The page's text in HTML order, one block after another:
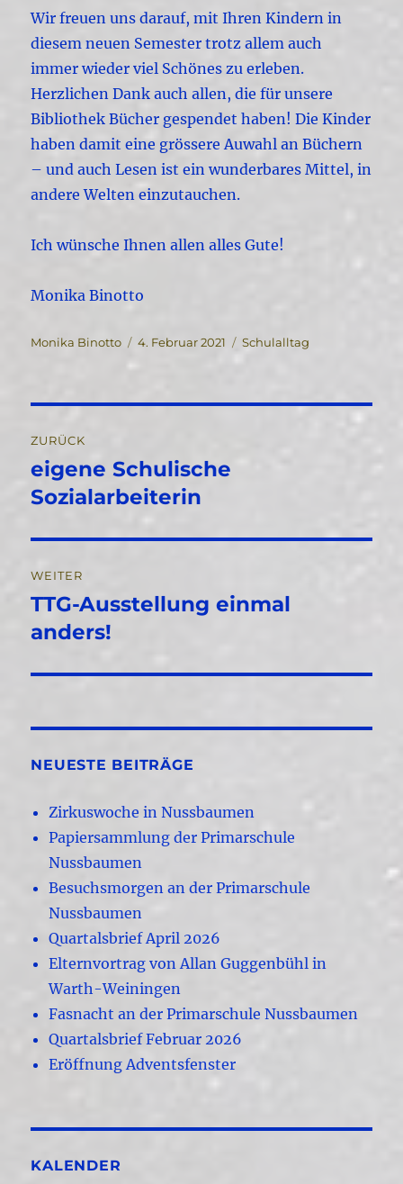
Wir freuen uns darauf, mit Ihren Kindern in
diesem neuen Semester trotz allem auch
immer wieder viel Schönes zu erleben.
Herzlichen Dank auch allen, die für unsere
Bibliothek Bücher gespendet haben! Die Kinder
haben damit eine grössere Auwahl an Büchern
– und auch Lesen ist ein wunderbares Mittel, in
andere Welten einzutauchen.
Ich wünsche Ihnen allen alles Gute!
Monika Binotto
Autor
Monika Binotto
Veröffentlicht
4. Februar 2021 Kategorien
Schulalltag
ZURÜCK
Vorheriger
Beitrag:
eigene Schulische
Sozialarbeiterin
WEITER
Nächster
Beitrag:
TTG-Ausstellung einmal
anders!
NEUESTE BEITRÄGE
Zirkuswoche in Nussbaumen
Papiersammlung der Primarschule
Nussbaumen
Besuchsmorgen an der Primarschule
Nussbaumen
Quartalsbrief April 2026
Elternvortrag von Allan Guggenbühl in
Warth-Weiningen
Fasnacht an der Primarschule Nussbaumen
Quartalsbrief Februar 2026
Eröffnung Adventsfenster
KALENDER